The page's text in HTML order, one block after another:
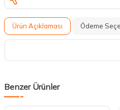
Ürün Açıklaması Ödeme
Benzer Ürünler